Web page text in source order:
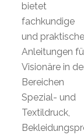
bietet
fachkundige
und praktische
Anleitungen
Visionäre in
Bereichen
Spezial- und
Textildruck,